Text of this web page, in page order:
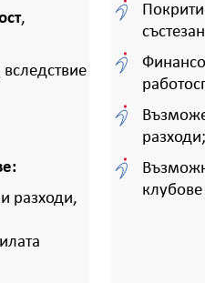
,
вследствие
разходи,
разходи;